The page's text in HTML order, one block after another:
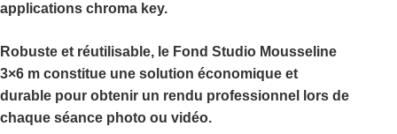
applications chroma key.
Robuste et réutilisable, le Fond Studio Mousseline
3×6 m constitue une solution économique et
durable pour obtenir un rendu professionnel lors de
chaque séance photo ou vidéo.